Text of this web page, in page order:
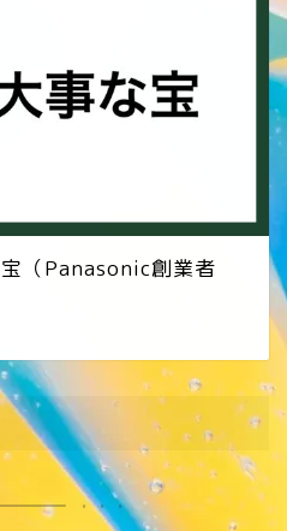
宝（Panasonic創業者